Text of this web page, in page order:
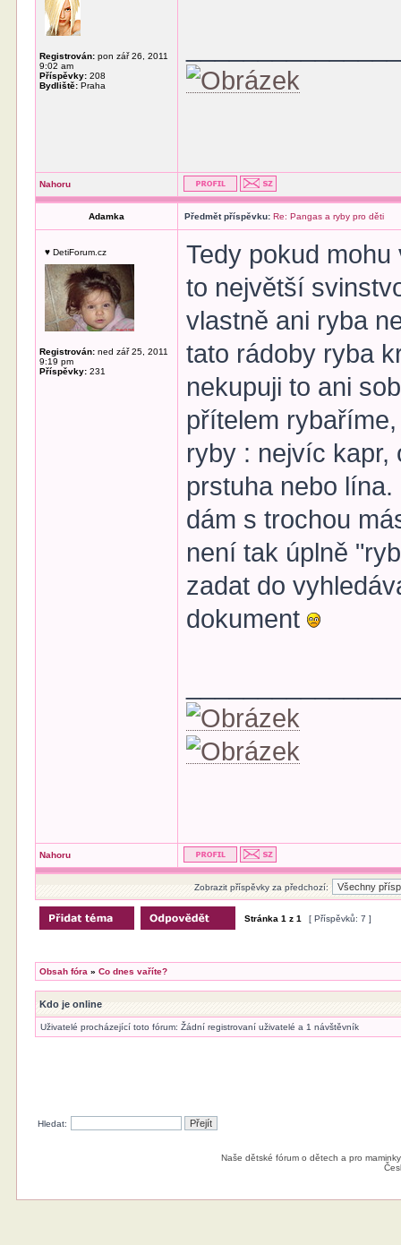
Registrován: pon zář 26, 2011
9:02 am
Příspěvky: 208
Bydliště: Praha
Nahoru
Adamka Předmět příspěvku: Re: Pangas a ryby pro děti
♥ DetiForum.cz
Registrován: ned zář 25, 2011
9:19 pm
Příspěvky: 231
Tedy pokud
to největší
vlastně ani ryba
tato rádoby ryba
nekupuji to ani
přítelem
ryby : nejvíc kapr,
prstuha nebo
dám s trochou
není tak úplně
zadat do
dokument
Nahoru
Zobrazit příspěvky za předchozí:
Stránka1 z1 [ Příspěvků: 7 ]
Obsah fóra »Co dnes vaříte?
Kdo je online
Uživatelé procházející toto fórum: Žádní registrovaní uživatelé a 1 návštěvník
Hledat:
Naše dětské fórum o dětech a pro